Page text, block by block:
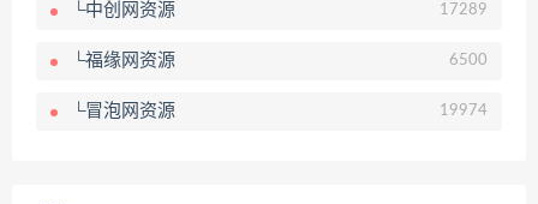
└中创网资源 17289
└福缘网资源 6500
└冒泡网资源 19974